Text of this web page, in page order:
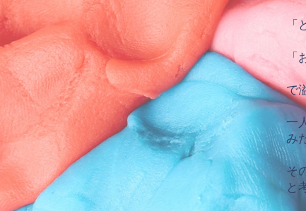
で
一
み
そ
と